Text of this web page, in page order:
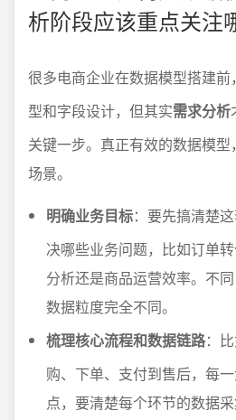
析阶段应该重点关注
很多电商企业在数据模型搭建
型和字段设计，但其实需求分析
关键一步。真正有效的数据模
场景。
明确业务目标：要先搞清楚
决哪些业务问题，比如订单
分析还是商品运营效率。不
数据粒度完全不同。
梳理核心流程和数据链路：
购、下单、支付到售后，每
点，要清楚每个环节的数据